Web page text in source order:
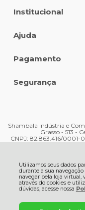
Utilizamos seus dados
durante a sua
navegar pela loja virtual,
através do cookies e
dúvidas, acesse nossa
Institucional
Ajuda
Pagamento
Segurança
Shambala Indústria e
Grasso - 513 -
CNPJ: 82.863.416/0001-